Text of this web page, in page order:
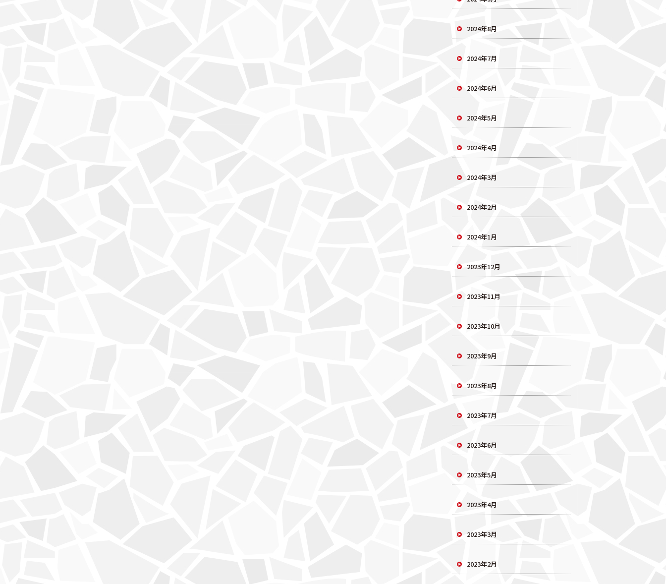
2024年8月
2024年7月
2024年6月
2024年5月
2024年4月
2024年3月
2024年2月
2024年1月
2023年12月
2023年11月
2023年10月
2023年9月
2023年8月
2023年7月
2023年6月
2023年5月
2023年4月
2023年3月
2023年2月